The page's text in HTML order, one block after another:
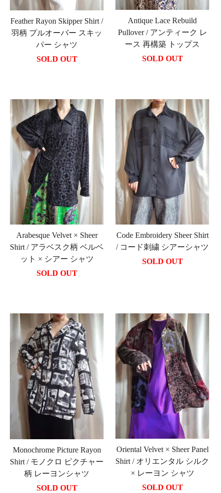
Feather Rayon Skipper Shirt /
羽柄 プルオーバー スキッ
パー シャツ
SOLD OUT
Antique Lace Rebuild
Pullover / アンティーク レ
ース 再構築 トップス
SOLD OUT
Arabesque Velvet × Sheer
Shirt / アラベスク柄 ベルベ
ット × シアー シャツ
SOLD OUT
Code Embroidery Sheer Shirt
/ コード刺繍 シアーシャツ
SOLD OUT
Monochrome Picture Rayon
Shirt / モノクロ ピクチャー
柄 レーヨンシャツ
SOLD OUT
Oriental Velvet × Sheer Panel
Shirt / オリエンタル シルク
× レーヨン シャツ
SOLD OUT